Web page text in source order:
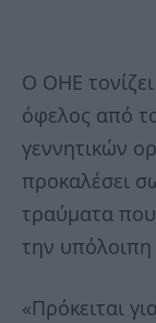
Ο ΟΗΕ
όφελος από
γεννητικών
προκαλέσει
τραύματα που
την
«Πρόκειται